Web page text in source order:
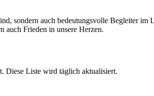
sondern auch bedeutungsvolle Begleiter
auch‌ Frieden⁢ in unsere Herzen.
Diese ⁢Liste wird täglich aktualisiert.